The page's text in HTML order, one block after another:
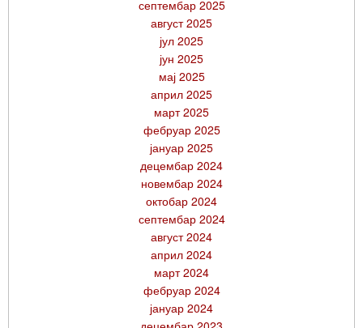
септембар 2025
август 2025
јул 2025
јун 2025
мај 2025
април 2025
март 2025
фебруар 2025
јануар 2025
децембар 2024
новембар 2024
октобар 2024
септембар 2024
август 2024
април 2024
март 2024
фебруар 2024
јануар 2024